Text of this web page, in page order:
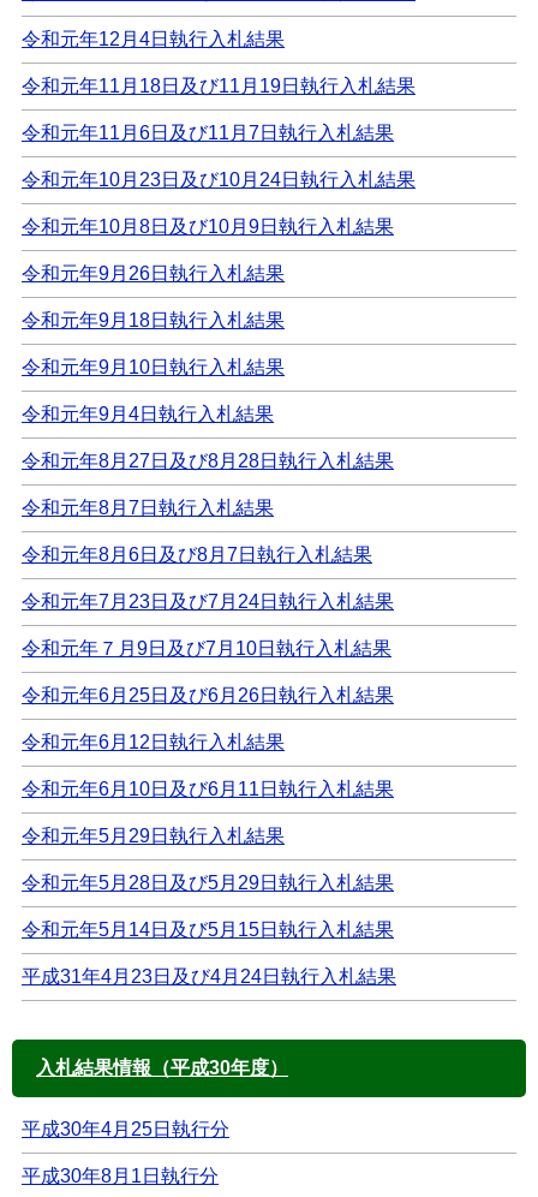
令和元年12月4日執行入札結果
令和元年11月18日及び11月19日執行入札結果
令和元年11月6日及び11月7日執行入札結果
令和元年10月23日及び10月24日執行入札結果
令和元年10月8日及び10月9日執行入札結果
令和元年9月26日執行入札結果
令和元年9月18日執行入札結果
令和元年9月10日執行入札結果
令和元年9月4日執行入札結果
令和元年8月27日及び8月28日執行入札結果
令和元年8月7日執行入札結果
令和元年8月6日及び8月7日執行入札結果
令和元年7月23日及び7月24日執行入札結果
令和元年７月9日及び7月10日執行入札結果
令和元年6月25日及び6月26日執行入札結果
令和元年6月12日執行入札結果
令和元年6月10日及び6月11日執行入札結果
令和元年5月29日執行入札結果
令和元年5月28日及び5月29日執行入札結果
令和元年5月14日及び5月15日執行入札結果
平成31年4月23日及び4月24日執行入札結果
入札結果情報（平成30年度）
平成30年4月25日執行分
平成30年8月1日執行分